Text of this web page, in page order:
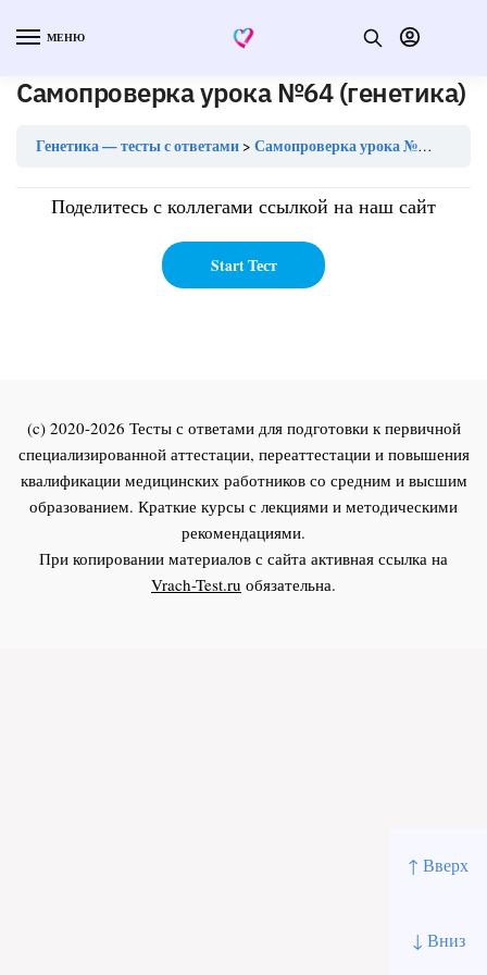
↑ Вверх
↓ Вниз
МЕНЮ
Самопроверка урока №64 (генетика)
Генетика — тесты с ответами Самопроверка урока №64 (генетика)
Поделитесь с коллегами ссылкой на наш сайт
(c) 2020-2026 Тесты с ответами для подготовки к первичной
специализированной аттестации, переаттестации и повышения
квалификации медицинских работников со средним и высшим
образованием. Краткие курсы с лекциями и методическими
рекомендациями.
При копировании материалов с сайта активная ссылка на
Vrach-Test.ru обязательна.